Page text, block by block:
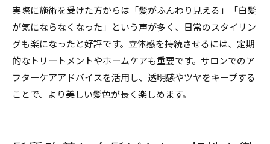
実際に施術を受けた方からは「髪がふんわり見える」「白髪
が気にならなくなった」という声が多く、日常のスタイリン
グも楽になったと好評です。立体感を持続させるには、定期
的なトリートメントやホームケアも重要です。サロンでのア
フターケアアドバイスを活用し、透明感やツヤをキープする
ことで、より美しい髪色が長く楽しめます。